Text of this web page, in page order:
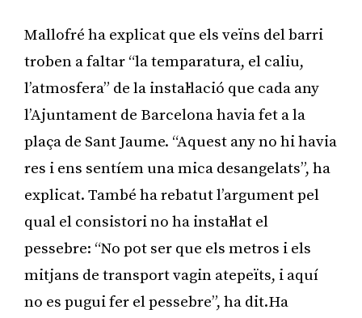
Mallofré ha explicat que els veïns del barri
troben a faltar “la temparatura, el caliu,
l’atmosfera” de la instal·lació que cada any
l’Ajuntament de Barcelona havia fet a la
plaça de Sant Jaume. “Aquest any no hi havia
res i ens sentíem una mica desangelats”, ha
explicat. També ha rebatut l’argument pel
qual el consistori no ha instal·lat el
pessebre: “No pot ser que els metros i els
mitjans de transport vagin atepeïts, i aquí
no es pugui fer el pessebre”, ha dit.Ha